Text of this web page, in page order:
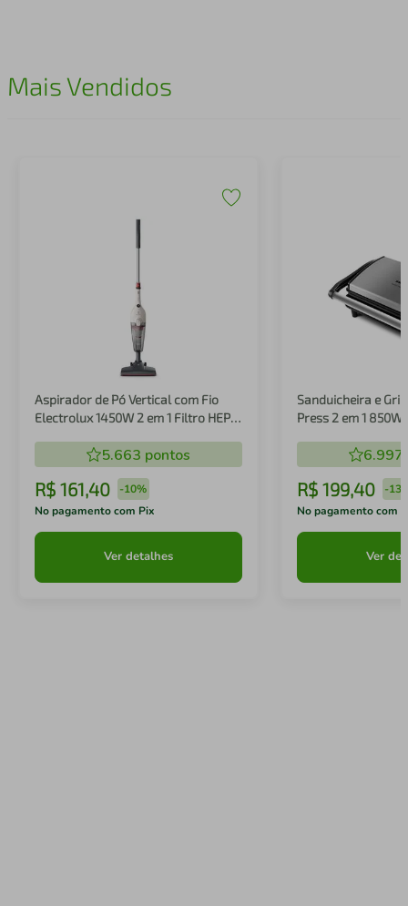
Mais Vendidos
Aspirador de Pó Vertical com Fio
Electrolux 1450W 2 em 1 Filtro HEPA
5.663 pontos
R$ 161,40 -10%
No pagamento com Pix
Ver detalhes
Sanduicheira e
Press 2 em 1 850W
6.997
R$ 199,40 -
No pagamento com
Ver